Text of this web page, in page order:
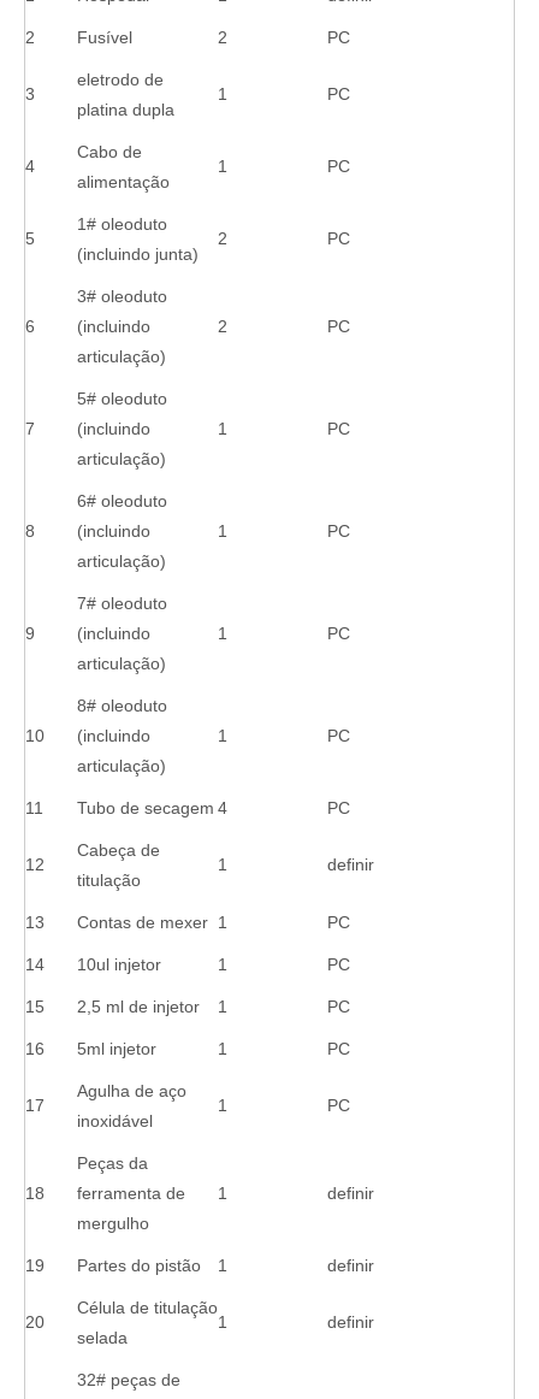
2 Fusível 2 PC
3
eletrodo de
platina dupla
1 PC
4
Cabo de
alimentação
1 PC
5
1# oleoduto
(incluindo junta)
2 PC
6
3# oleoduto
(incluindo
articulação)
2 PC
7
5# oleoduto
(incluindo
articulação)
1 PC
8
6# oleoduto
(incluindo
articulação)
1 PC
9
7# oleoduto
(incluindo
articulação)
1 PC
10
8# oleoduto
(incluindo
articulação)
1 PC
11 Tubo de secagem 4 PC
12
Cabeça de
titulação
1 definir
13 Contas de mexer 1 PC
14 10ul injetor 1 PC
15 2,5 ml de injetor 1 PC
16 5ml injetor 1 PC
17
Agulha de aço
inoxidável
1 PC
18
Peças da
ferramenta de
mergulho
1 definir
19 Partes do pistão 1 definir
20
Célula de titulação
selada
1 definir
32# peças de